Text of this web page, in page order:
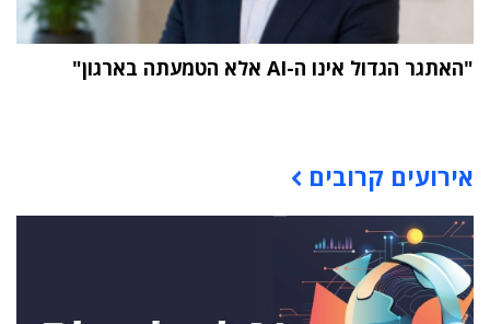
"האתגר הגדול אינו ה-AI אלא הטמעתה בארגון"
אירועים קרובים